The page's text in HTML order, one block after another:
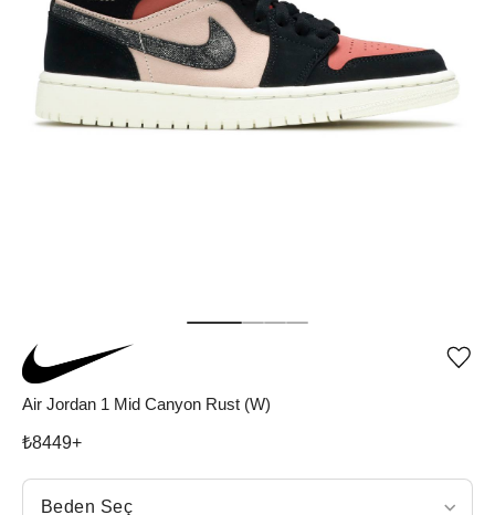
Air Jordan 1 Mid Canyon Rust (W)
₺8449+
Beden Seç
Beden Seç